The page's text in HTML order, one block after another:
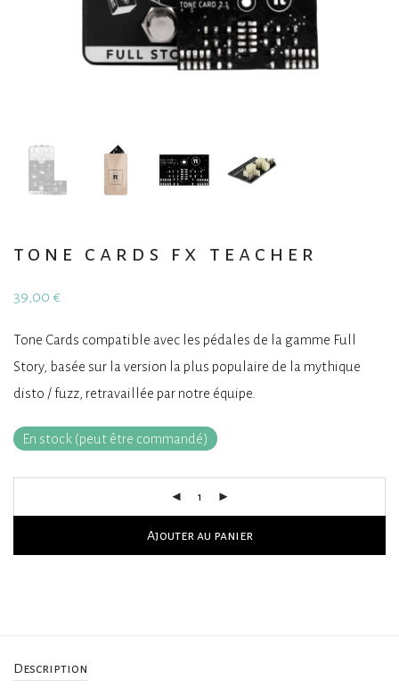
tone cards fx teacher
39,00 €
Tone Cards compatible avec les pédales de la gamme Full
Story, basée sur la version la plus populaire de la mythique
disto / fuzz, retravaillée par notre équipe.
En stock (peut être commandé)
Ajouter au panier
Description